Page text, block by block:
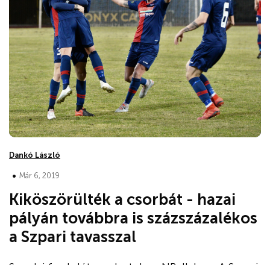
Dankó László
• Már 6, 2019
Kiköszörülték a csorbát - hazai
pályán továbbra is százszázalékos
a Szpari tavasszal